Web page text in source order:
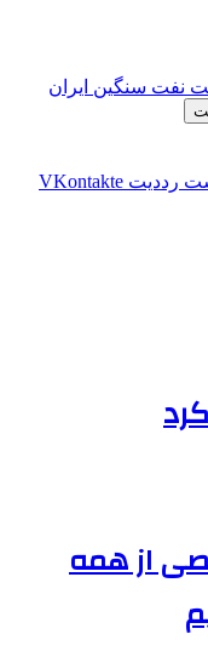
نفت سنگین ایران
‫رددیت ‫VKontakte
از همه